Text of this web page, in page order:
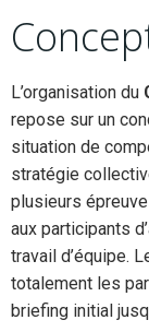
L’organisation du
repose sur un
situation de
stratégie
plusieurs
aux participants
travail d’équipe.
totalement les
briefing initial